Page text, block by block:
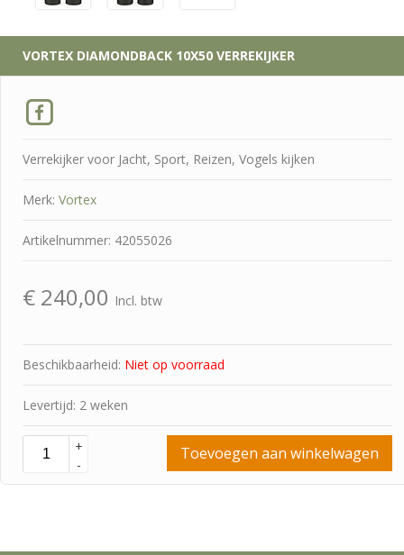
VORTEX DIAMONDBACK 10X50 VERREKIJKER
Verrekijker voor Jacht, Sport, Reizen, Vogels kijken
Merk: Vortex
Artikelnummer: 42055026
€ 240,00 Incl. btw
Beschikbaarheid: Niet op voorraad
Levertijd: 2 weken
+
-
Toevoegen aan winkelwagen